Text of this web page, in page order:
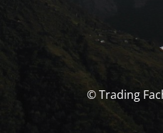
© Trading